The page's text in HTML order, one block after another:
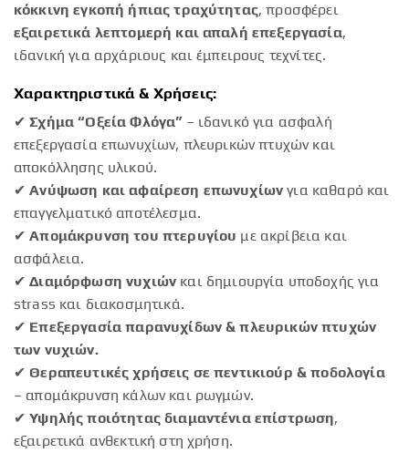
κόκκινη εγκοπή ήπιας τραχύτητας, προσφέρει
εξαιρετικά λεπτομερή και απαλή επεξεργασία,
ιδανική για αρχάριους και έμπειρους τεχνίτες.
Χαρακτηριστικά & Χρήσεις:
✔Σχήμα “Οξεία Φλόγα” – ιδανικό για ασφαλή
επεξεργασία επωνυχίων, πλευρικών πτυχών και
αποκόλλησης υλικού.
✔Ανύψωση και αφαίρεση επωνυχίων για καθαρό και
επαγγελματικό αποτέλεσμα.
✔Απομάκρυνση του πτερυγίου με ακρίβεια και
ασφάλεια.
✔Διαμόρφωση νυχιών και δημιουργία υποδοχής για
strass και διακοσμητικά.
✔ Επεξεργασία παρανυχίδων & πλευρικών πτυχών
των νυχιών.
✔ Θεραπευτικές χρήσεις σε πεντικιούρ & ποδολογία
– απομάκρυνση κάλων και ρωγμών.
✔Υψηλής ποιότητας διαμαντένια επίστρωση,
εξαιρετικά ανθεκτική στη χρήση.